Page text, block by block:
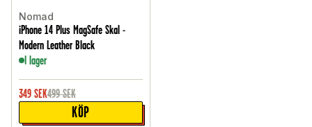
Nomad
iPhone 14 Plus MagSafe Skal -
Modern Leather Black
I lager
349 SEK499 SEK
KÖP